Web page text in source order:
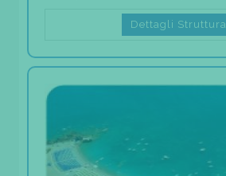
Dettagli Struttura